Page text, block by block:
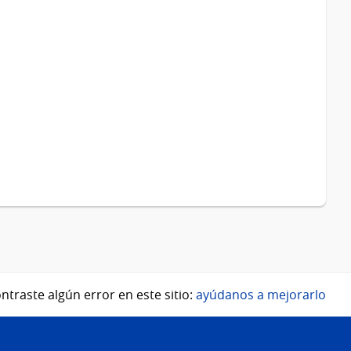
algún error en este sitio: ayúdanos a mejorarlo